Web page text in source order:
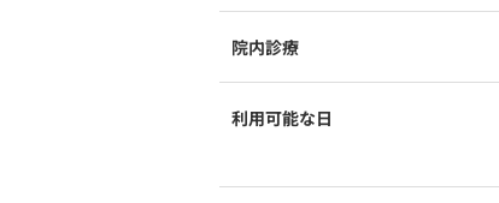
院内診療
利用可能な日